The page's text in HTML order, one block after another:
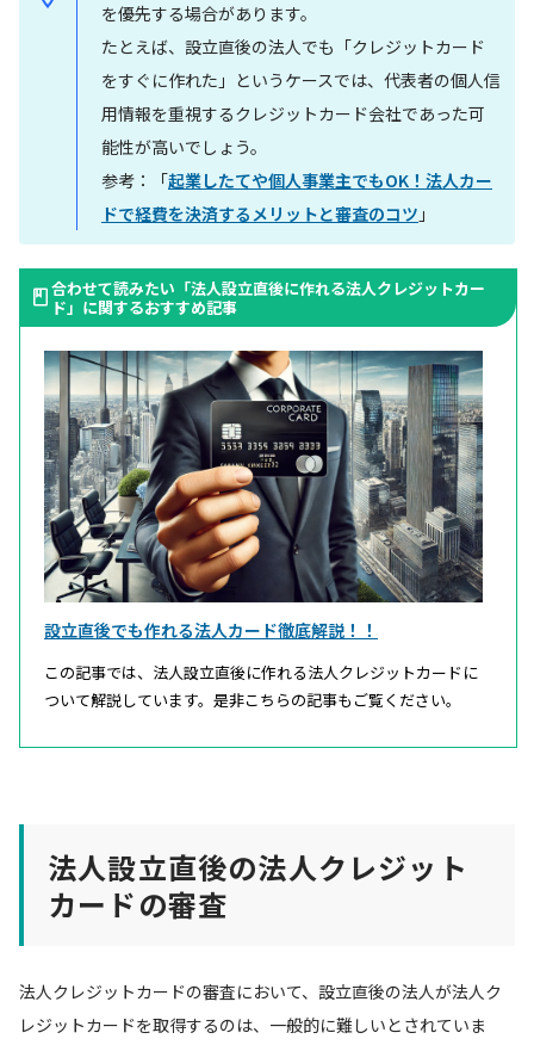
を優先する場合があります。
たとえば、設立直後の法人でも「クレジットカード
をすぐに作れた」というケースでは、代表者の個人信
用情報を重視するクレジットカード会社であった可
能性が高いでしょう。
参考：「起業したてや個人事業主でもOK！法人カー
ドで経費を決済するメリットと審査のコツ 」
合わせて読みたい「法人設立直後に作れる法人クレジットカー
ド」に関するおすすめ記事
設立直後でも作れる法人カード徹底解説！！
この記事では、法人設立直後に作れる法人クレジットカードに
ついて解説しています。是非こちらの記事もご覧ください。
法人設立直後の法人クレジット
カードの審査
法人クレジットカードの審査において、設立直後の法人が法人ク
レジットカードを取得するのは、一般的に難しいとされていま